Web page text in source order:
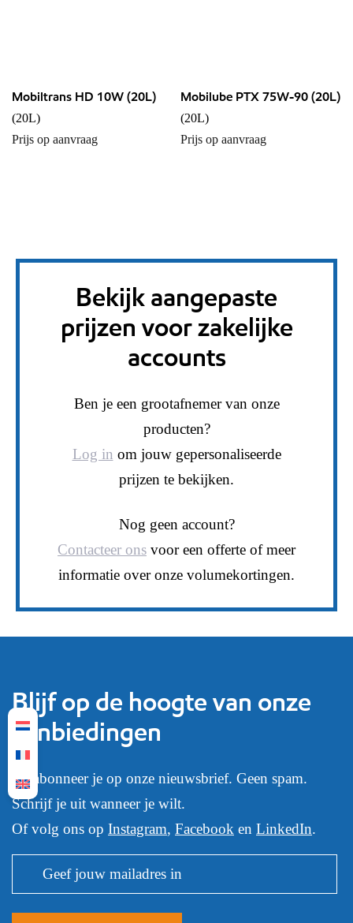
Mobiltrans HD 10W (20L)
(20L)
Prijs op aanvraag
Mobilube PTX 75W-90 (20L)
(20L)
Prijs op aanvraag
Bekijk aangepaste
prijzen voor zakelijke
accounts
Ben je een grootafnemer van onze
producten?
Log in om jouw gepersonaliseerde
prijzen te bekijken.
Nog geen account?
Contacteer ons voor een offerte of meer
informatie over onze volumekortingen.
Blijf op de hoogte van onze
aanbiedingen
En abonneer je op onze nieuwsbrief. Geen spam.
Schrijf je uit wanneer je wilt.
Of volg ons op Instagram, Facebook en LinkedIn.